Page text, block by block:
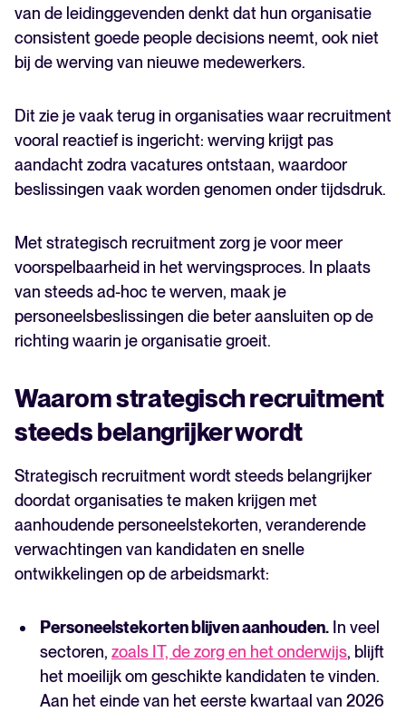
van de leidinggevenden denkt dat hun organisatie
consistent goede people decisions neemt, ook niet
bij de werving van nieuwe medewerkers.
Dit zie je vaak terug in organisaties waar recruitment
vooral reactief is ingericht: werving krijgt pas
aandacht zodra vacatures ontstaan, waardoor
beslissingen vaak worden genomen onder tijdsdruk.
Met strategisch recruitment zorg je voor meer
voorspelbaarheid in het wervingsproces. In plaats
van steeds ad-hoc te werven, maak je
personeelsbeslissingen die beter aansluiten op de
richting waarin je organisatie groeit.
Waarom strategisch recruitment
steeds belangrijker wordt
Strategisch recruitment wordt steeds belangrijker
doordat organisaties te maken krijgen met
aanhoudende personeelstekorten, veranderende
verwachtingen van kandidaten en snelle
ontwikkelingen op de arbeidsmarkt:
Personeelstekorten blijven aanhouden. In veel
sectoren, zoals IT, de zorg en het onderwijs, blijft
het moeilijk om geschikte kandidaten te vinden.
Aan het einde van het eerste kwartaal van 2026